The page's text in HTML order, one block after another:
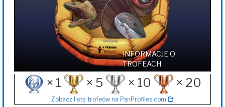
INFORMACJE O
TROFEACH
× 1 × 5 × 10 × 20
Zobacz listę trofeów na PsnProfiles.com